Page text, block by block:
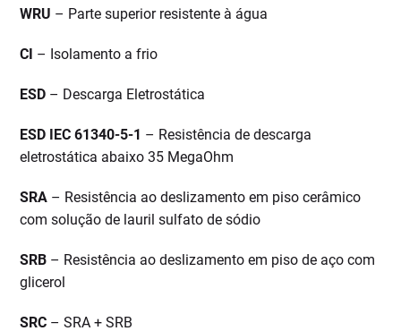
WRU – Parte superior resistente à água
CI – Isolamento a frio
ESD – Descarga Eletrostática
ESD IEC 61340-5-1 – Resistência de descarga
eletrostática abaixo 35 MegaOhm
SRA – Resistência ao deslizamento em piso cerâmico
com solução de lauril sulfato de sódio
SRB – Resistência ao deslizamento em piso de aço com
glicerol
SRC – SRA + SRB